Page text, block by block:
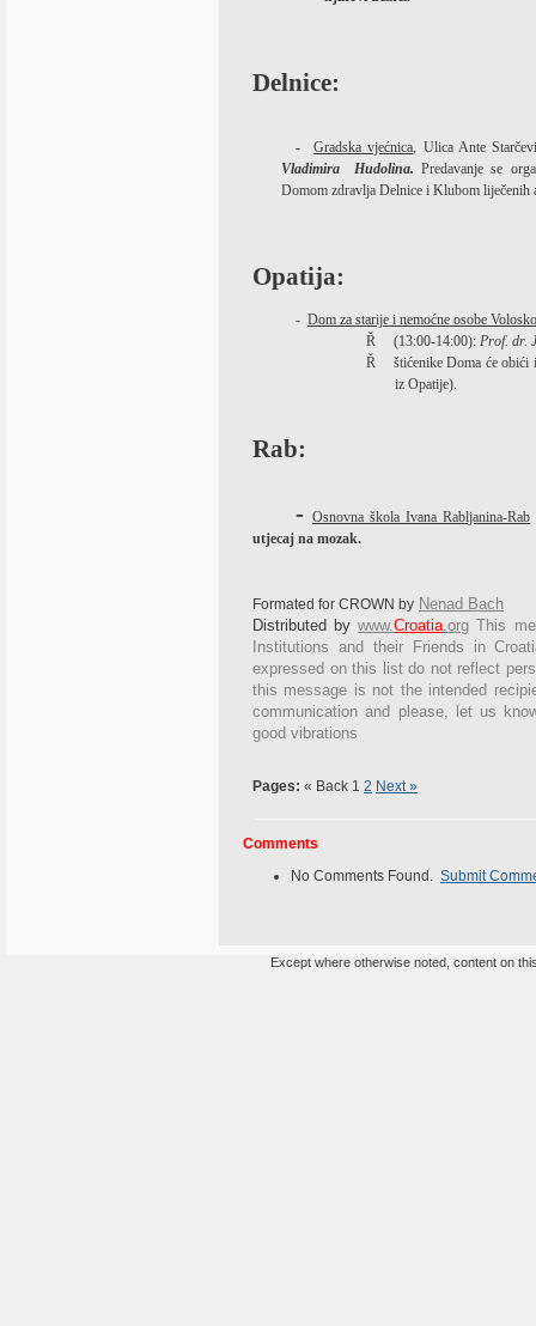
Delnice:
- Gradska vjećnica, Ulica Ante
Vladimira
Hudolina.Predavanje se
Domom zdravlja Delnice i Klubom liječenih
Opatija:
- Dom za starije i nemoćne osobe Volosko
Ř
(13:00-14:00): Prof. dr.
Ř
štićenike Doma će
iz Opatije).
Rab:
-Osnovna škola Ivana Rabljanina-Rab
utjecaj na mozak.
Formated for CROWN by Nenad Bach
Distributed by www.Croatia.org This
Institutions and their Friends in
expressed on this list do not reflect
this message is not the intended
communication and please, let us
good vibrations
Pages: « Back 1 2 Next »
Comments
No Comments Found. Submit
Except where otherwise noted, content on